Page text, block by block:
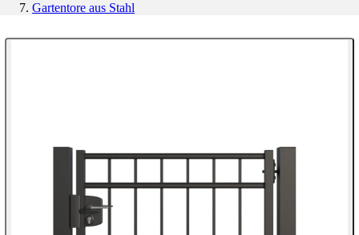
Gartentore aus Stahl